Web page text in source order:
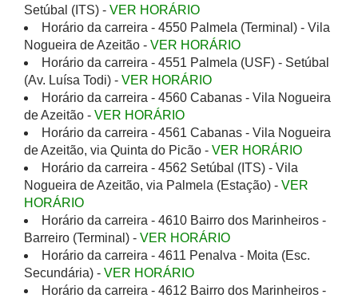
Setúbal (ITS) - VER HORÁRIO
Horário da carreira - 4550 Palmela (Terminal) - Vila
Nogueira de Azeitão - VER HORÁRIO
Horário da carreira - 4551 Palmela (USF) - Setúbal
(Av. Luísa Todi) - VER HORÁRIO
Horário da carreira - 4560 Cabanas - Vila Nogueira
de Azeitão - VER HORÁRIO
Horário da carreira - 4561 Cabanas - Vila Nogueira
de Azeitão, via Quinta do Picão - VER HORÁRIO
Horário da carreira - 4562 Setúbal (ITS) - Vila
Nogueira de Azeitão, via Palmela (Estação) - VER
HORÁRIO
Horário da carreira - 4610 Bairro dos Marinheiros -
Barreiro (Terminal) - VER HORÁRIO
Horário da carreira - 4611 Penalva - Moita (Esc.
Secundária) - VER HORÁRIO
Horário da carreira - 4612 Bairro dos Marinheiros -